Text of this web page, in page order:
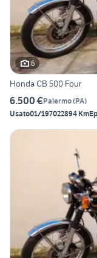
6
Honda CB 500 Four
6.500 €Palermo(PA)
Usato01/197022894 Km